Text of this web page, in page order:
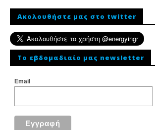
Ακολουθήστε μας στο twitter
To εβδομαδιαίο μας newsletter
Email